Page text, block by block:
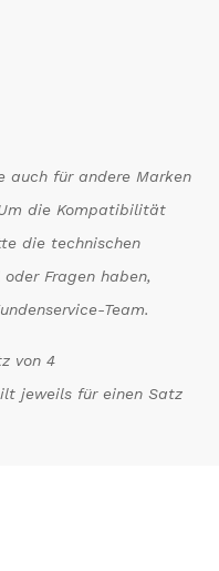
auch für andere Marken
die Kompatibilität
die technischen
Fragen haben,
Team.
von 4
jeweils für einen Satz